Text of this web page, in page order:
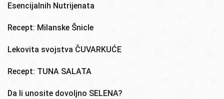
Esencijalnih Nutrijenata
Recept: Milanske Šnicle
Lekovita svojstva ČUVARKUĆE
Recept: TUNA SALATA
Da li unosite dovoljno SELENA?